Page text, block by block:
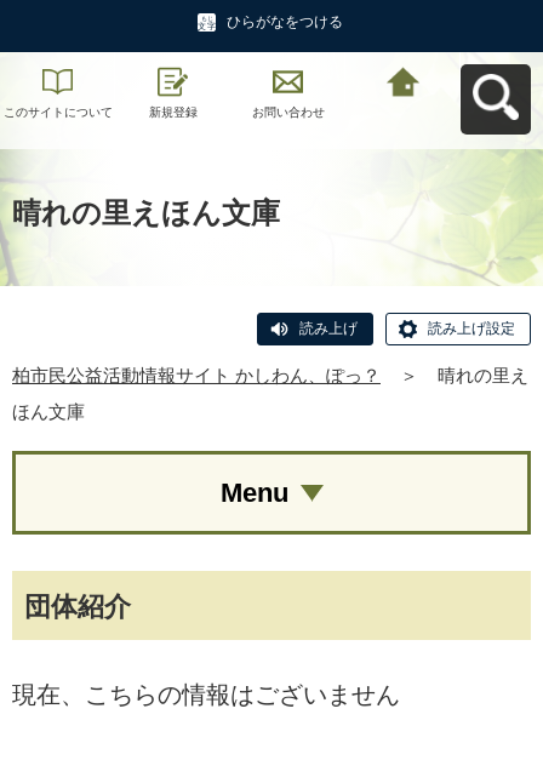
ひらがなをつける
このサイトについて 新規登録 お問い合わせ
晴れの里えほん文庫
読み上げ 読み上げ設定
柏市民公益活動情報サイト かしわん、ぽっ？ ＞
晴れの里え
ほん文庫
団体紹介
現在、こちらの情報はございません
Menu